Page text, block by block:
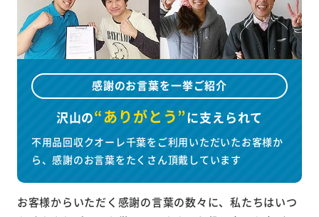
感謝のお言葉を一挙ご紹介
沢山の“ありがとう”に支えられて
不用品回収クオーレ千葉をご利用いただいたお客様か
ら、感謝のお言葉をたくさん頂戴しています
お客様からいただく感謝の言葉の数々に、私たちはいつ